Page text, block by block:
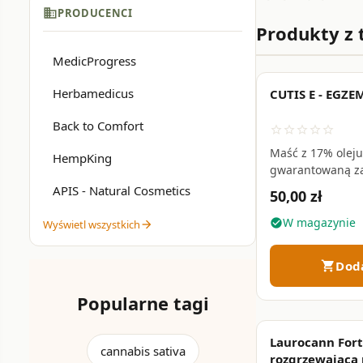
businessPRODUCENCI
MedicProgress
Herbamedicus
Back to Comfort
HempKing
APIS - Natural Cosmetics
Wyświetl wszystkicharrow_forward
Popularne tagi
cannabis sativa
Wmaściach
kapsaicyna —
łagodzić uczucie
dobrać
Przy jakich
Badania
łuszczycy
wydzielanie
Czy
Produkty z
CUTIS E -
star_border star_border star_border star_border star_border
Maść z 17%
gwarantowaną
łagodzi świąd,
odbudowę
egzemą i AZS •
50,00 zł
check_circleW magazynie
shopping_cart
Laurocann
rozgrzewająca